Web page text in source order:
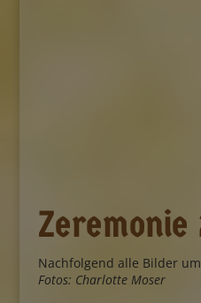
Zeremonie
Nachfolgend alle Bilder
Fotos: Charlotte Moser